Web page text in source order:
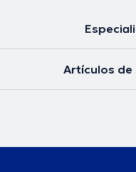
Artículos de